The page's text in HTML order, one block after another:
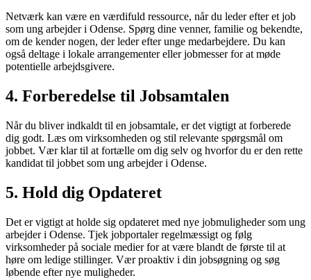
Netværk kan være en værdifuld ressource, når du leder efter et job
som ung arbejder i Odense. Spørg dine venner, familie og bekendte,
om de kender nogen, der leder efter unge medarbejdere. Du kan
også deltage i lokale arrangementer eller jobmesser for at møde
potentielle arbejdsgivere.
4. Forberedelse til Jobsamtalen
Når du bliver indkaldt til en jobsamtale, er det vigtigt at forberede
dig godt. Læs om virksomheden og stil relevante spørgsmål om
jobbet. Vær klar til at fortælle om dig selv og hvorfor du er den rette
kandidat til jobbet som ung arbejder i Odense.
5. Hold dig Opdateret
Det er vigtigt at holde sig opdateret med nye jobmuligheder som ung
arbejder i Odense. Tjek jobportaler regelmæssigt og følg
virksomheder på sociale medier for at være blandt de første til at
høre om ledige stillinger. Vær proaktiv i din jobsøgning og søg
løbende efter nye muligheder.